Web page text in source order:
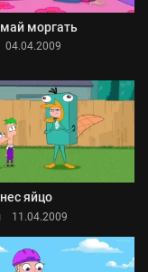
моргать
04.04.2009
яйцо
11.04.2009